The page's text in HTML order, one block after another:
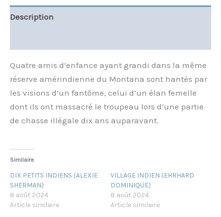
Description
Quatre amis d’enfance ayant grandi dans la même
réserve amérindienne du Montana sont hantés par
les visions d’un fantôme, celui d’un élan femelle
dont ils ont massacré le troupeau lors d’une partie
de chasse illégale dix ans auparavant.
Similaire
DIX PETITS INDIENS (ALEXIE
SHERMAN)
8 août 2024
Article similaire
VILLAGE INDIEN (EHRHARD
DOMINIQUE)
8 août 2024
Article similaire